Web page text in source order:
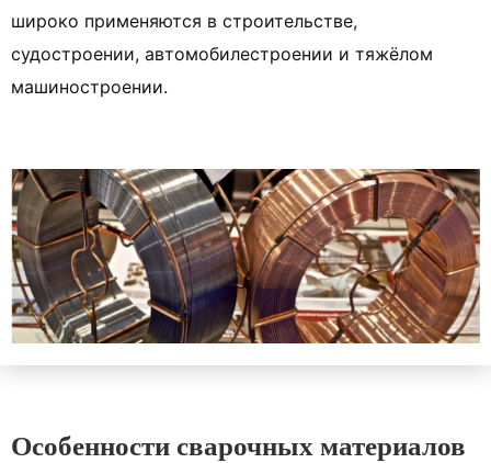
широко применяются в строительстве,
судостроении, автомобилестроении и тяжёлом
машиностроении.
Особенности сварочных материалов